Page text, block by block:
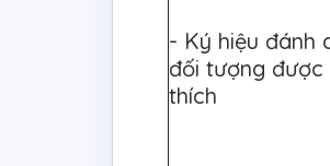
- Ký hiệu đánh
đối tượng được
thích